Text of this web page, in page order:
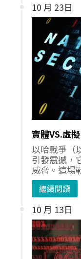
10 月 23日
實體VS.虛
以哈戰爭（
引發震撼，
威脅。這場
繼續閱讀
10 月 13日